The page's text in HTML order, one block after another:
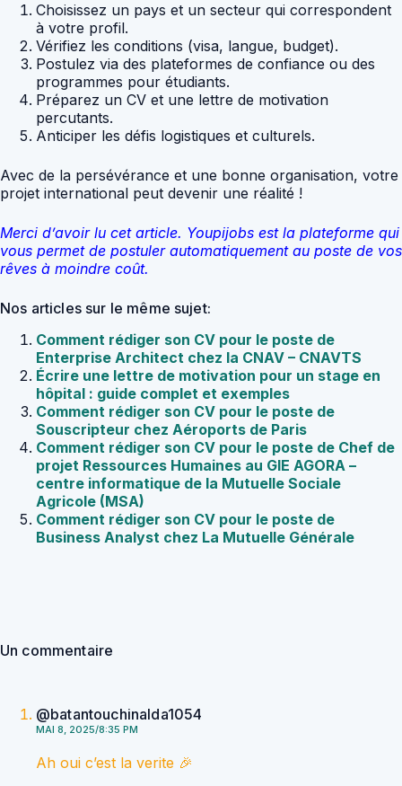
Choisissez un pays et un secteur qui correspondent
à votre profil.
Vérifiez les conditions (visa, langue, budget).
Postulez via des plateformes de confiance ou des
programmes pour étudiants.
Préparez un CV et une lettre de motivation
percutants.
Anticiper les défis logistiques et culturels.
Avec de la persévérance et une bonne organisation, votre
projet international peut devenir une réalité !
Merci d’avoir lu cet article. Youpijobs est la plateforme qui
vous permet de postuler automatiquement au poste de vos
rêves à moindre coût.
Nos articles sur le même sujet:
Comment rédiger son CV pour le poste de
Enterprise Architect chez la CNAV – CNAVTS
Écrire une lettre de motivation pour un stage en
hôpital : guide complet et exemples
Comment rédiger son CV pour le poste de
Souscripteur chez Aéroports de Paris
Comment rédiger son CV pour le poste de Chef de
projet Ressources Humaines au GIE AGORA –
centre informatique de la Mutuelle Sociale
Agricole (MSA)
Comment rédiger son CV pour le poste de
Business Analyst chez La Mutuelle Générale
Un commentaire
@batantouchinalda1054
MAI 8, 2025/8:35 PM
Ah oui c’est la verite 🎉